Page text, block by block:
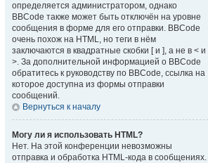
определяется администратором, однако
BBCode также может быть отключён на уровне
сообщения в форме для его отправки. BBCode
очень похож на HTML, но теги в нём
заключаются в квадратные скобки [ и ], а не в < и
>. За дополнительной информацией о BBCode
обратитесь к руководству по BBCode, ссылка на
которое доступна из формы отправки
сообщений.
Вернуться к началу
Могу ли я использовать HTML?
Нет. На этой конференции невозможны
отправка и обработка HTML-кода в сообщениях.